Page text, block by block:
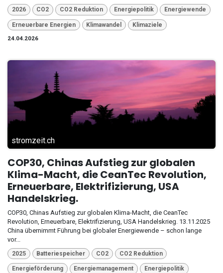
2026 CO2 CO2 Reduktion Energiepolitik Energiewende
Erneuerbare Energien Klimawandel
Klimaziele
24.04.2026
stromzeit.ch
COP30, Chinas Aufstieg zur globalen
Klima-Macht, die CeanTec Revolution,
Erneuerbare, Elektrifizierung, USA
Handelskrieg.
COP30, Chinas Aufstieg zur globalen Klima-Macht, die CeanTec
Revolution, Erneuerbare, Elektrifizierung, USA Handelskrieg. 13.11.2025
China übernimmt Führung bei globaler Energiewende – schon lange
vor...
2025 Batteriespeicher CO2 CO2 Reduktion
Energieförderung Energiemanagement Energiepolitik